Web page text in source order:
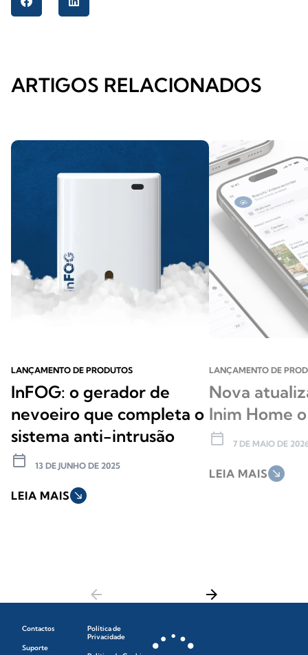
ARTIGOS RELACIONADOS
LANÇAMENTO DE PRODUTOS
InFOG: o gerador de
nevoeiro que completa o
sistema anti-intrusão
calendar_today 13 DE JUNHO DE 2025
LEIA MAIS south_east
LANÇAMENTO DE
Nova
Inim Home
calendar_today 7 DE MAIO DE
LEIA MAIS south_east
arrow_back arrow_forward
Contactos
Suporte
Política de
Privacidade